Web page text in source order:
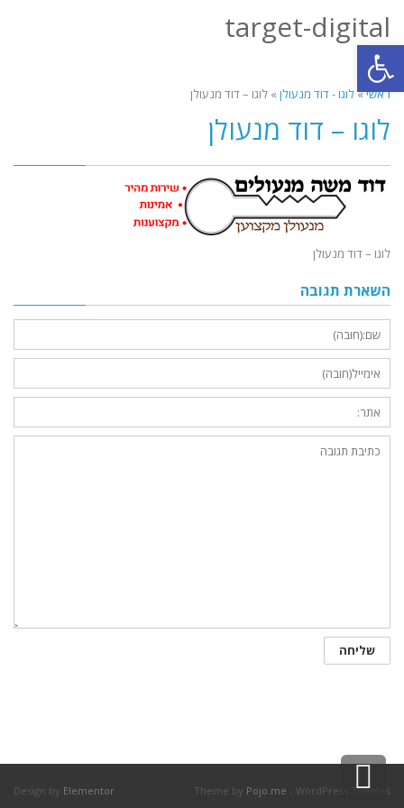
פתח סרגל נגישות
target-digital
ראשי»לוגו - דוד מנעולן » לוגו – דוד מנעולן
לוגו – דוד מנעולן
לוגו – דוד מנעולן
השארת תגובה
Theme by Pojo.me - WordPress Themes
Design by Elementor גלילה